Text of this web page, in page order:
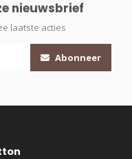
nieuwsbrief
laatste acties
Abonneer